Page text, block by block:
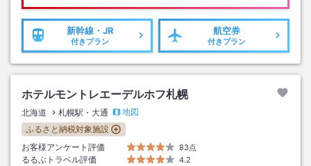
新幹線・JR
付きプラン
航空券
付きプラン
ホテルモントレエーデルホフ札幌
北海道 札幌駅・大通
地図
ふるさと納税対象施設
お客様アンケート評価
83点
るるぶトラベル評価
4.2